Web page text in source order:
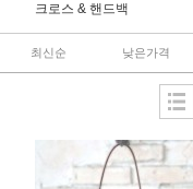
크로스 & 핸드백
최신순 낮은가격